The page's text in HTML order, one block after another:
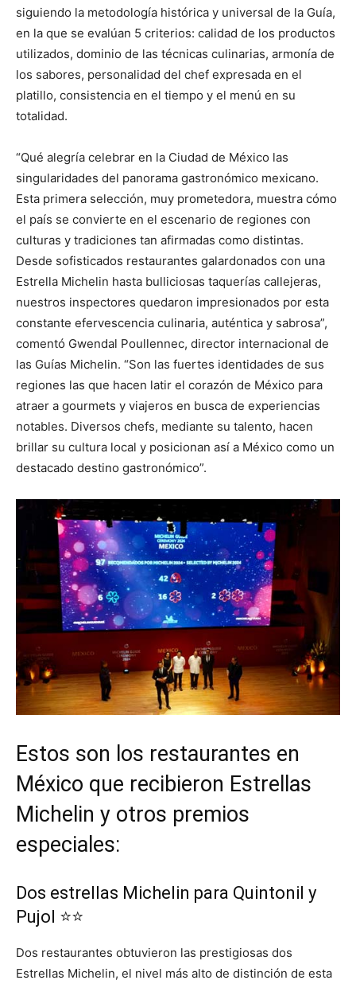
siguiendo la metodología histórica y universal de la Guía,
en la que se evalúan 5 criterios: calidad de los productos
utilizados, dominio de las técnicas culinarias, armonía de
los sabores, personalidad del chef expresada en el
platillo, consistencia en el tiempo y el menú en su
totalidad.
“Qué alegría celebrar en la Ciudad de México las
singularidades del panorama gastronómico mexicano.
Esta primera selección, muy prometedora, muestra cómo
el país se convierte en el escenario de regiones con
culturas y tradiciones tan afirmadas como distintas.
Desde sofisticados restaurantes galardonados con una
Estrella Michelin hasta bulliciosas taquerías callejeras,
nuestros inspectores quedaron impresionados por esta
constante efervescencia culinaria, auténtica y sabrosa”,
comentó Gwendal Poullennec, director internacional de
las Guías Michelin. “Son las fuertes identidades de sus
regiones las que hacen latir el corazón de México para
atraer a gourmets y viajeros en busca de experiencias
notables. Diversos chefs, mediante su talento, hacen
brillar su cultura local y posicionan así a México como un
destacado destino gastronómico”.
Estos son los restaurantes en
México que recibieron Estrellas
Michelin y otros premios
especiales:
Dos estrellas Michelin para Quintonil y
Pujol ⭐⭐
Dos restaurantes obtuvieron las prestigiosas dos
Estrellas Michelin, el nivel más alto de distinción de esta